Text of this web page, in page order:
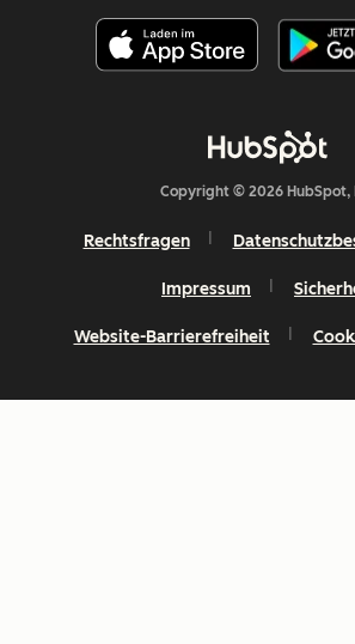
Copyright © 2026 HubSpot,
Rechtsfragen
Impressum
Website-Barrierefreiheit